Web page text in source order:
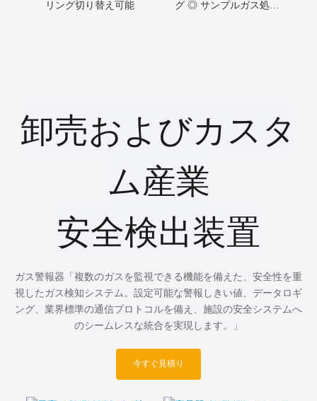
リング切り替え可能
グ ◎ サンプルガス処理
卸売およびカスタ
ム産業
安全検出装置
ガス警報器「複数のガスを監視できる機能を備えた、安全性を重
視したガス検知システム。設定可能な警報しきい値、データロギ
ング、業界標準の通信プロトコルを備え、施設の安全システムへ
のシームレスな統合を実現します。」
今すぐ見積り